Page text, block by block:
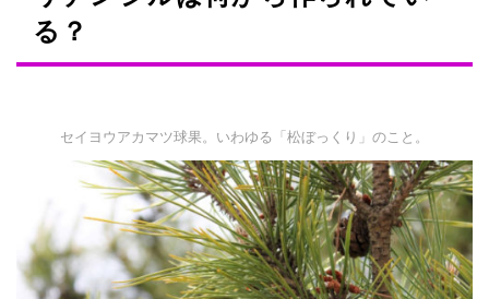
る？
セイヨウアカマツ球果。いわゆる「松ぼっくり」のこと。